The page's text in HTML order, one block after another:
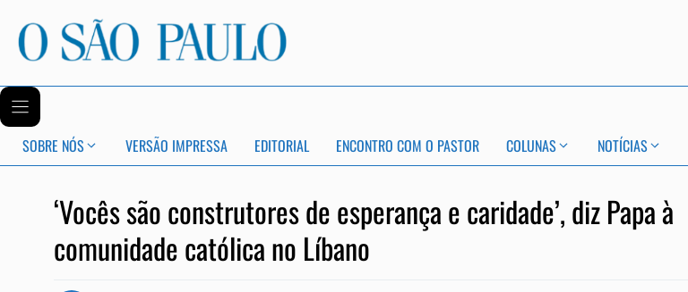
SOBRE NÓS VERSÃO IMPRESSA EDITORIAL ENCONTRO COM O PASTOR COLUNAS NOTÍCIAS
‘Vocês são construtores de esperança e caridade’, diz Papa à
comunidade católica no Líbano